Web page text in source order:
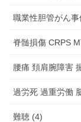
職業性胆管がん
脊髄損傷 CRPS
腰痛 頚肩腕障害
過労死 過重労働
難聴 (4)